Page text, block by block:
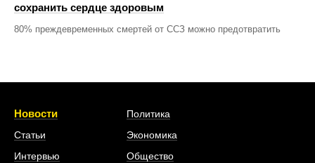
сохранить сердце здоровым
80% преждевременных смертей от ССЗ можно предотвратить
Новости
Статьи
Интервью
Политика
Экономика
Общество